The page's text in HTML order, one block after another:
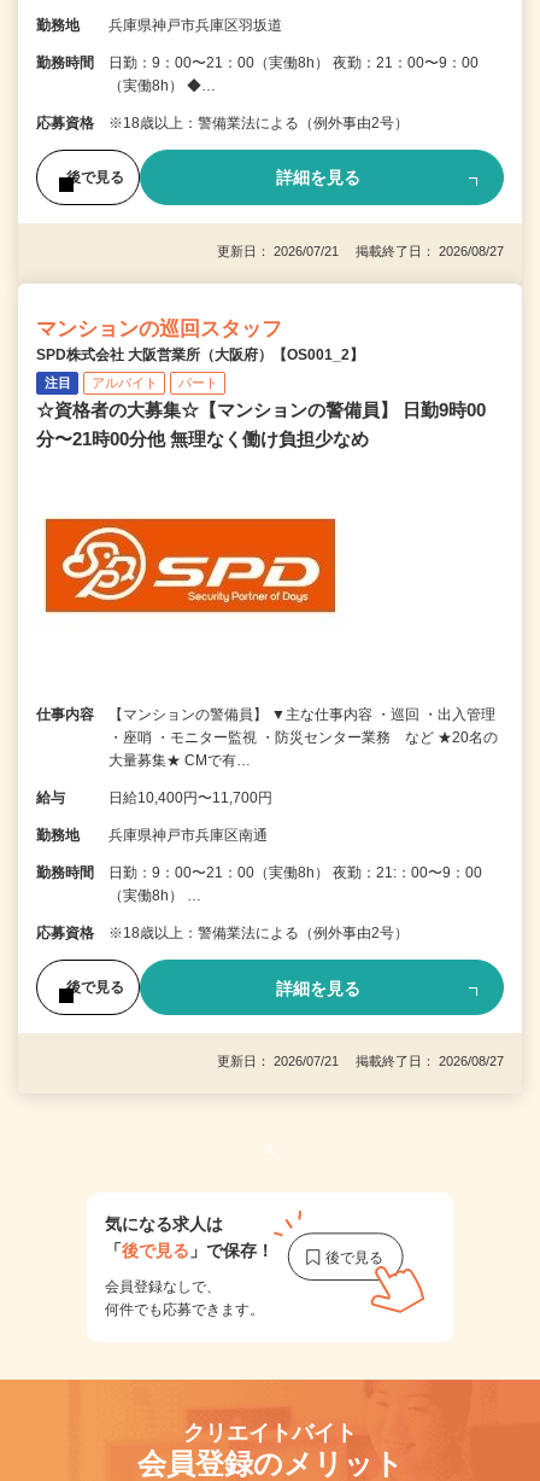
勤務地 兵庫県神戸市兵庫区羽坂道
勤務時間
日勤：9：00〜21：00（実働8h） 夜勤：21：00〜9：00
（実働8h） ◆…
応募資格 ※18歳以上：警備業法による（例外事由2号）
後で見る 詳細を見る
更新日： 2026/07/21 掲載終了日： 2026/08/27
マンションの巡回スタッフ
SPD株式会社 大阪営業所（大阪府）【OS001_2】
注目 アルバイト パート
☆資格者の大募集☆【マンションの警備員】 日勤9時00
分〜21時00分他 無理なく働け負担少なめ
仕事内容
【マンションの警備員】 ▼主な仕事内容 ・巡回 ・出入管理
・座哨 ・モニター監視 ・防災センター業務 など ★20名の
大量募集★ CMで有…
給与 日給10,400円〜11,700円
勤務地 兵庫県神戸市兵庫区南通
勤務時間
日勤：9：00〜21：00（実働8h） 夜勤：21:：00〜9：00
（実働8h） …
応募資格 ※18歳以上：警備業法による（例外事由2号）
後で見る 詳細を見る
更新日： 2026/07/21 掲載終了日： 2026/08/27
1
気になる求人は
「後で見る 」で保存！
会員登録なしで、
何件でも応募できます。
クリエイトバイト
会員登録のメリット